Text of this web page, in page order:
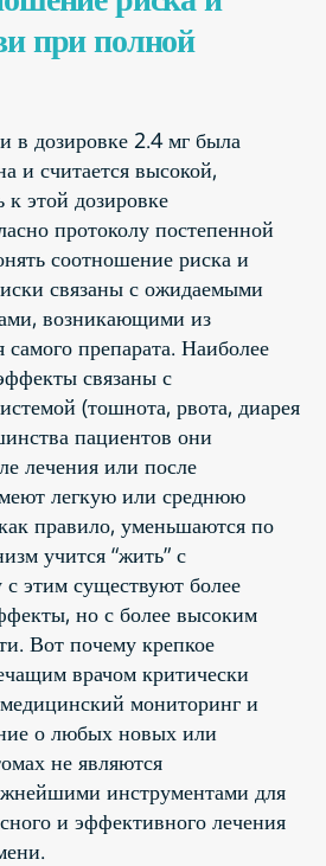
при полной
в дозировке 2.4 мг была
и считается высокой,
к этой дозировке
протоколу постепенной
соотношение риска и
связаны с ожидаемыми
возникающими из
самого препарата. Наиболее
связаны с
(тошнота, рвота, диарея
пациентов они
лечения или после
легкую или среднюю
правило, уменьшаются по
учится “жить” с
этим существуют более
но с более высоким
Вот почему крепкое
врачом критически
мониторинг и
о любых новых или
не являются
инструментами для
и эффективного лечения